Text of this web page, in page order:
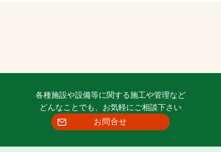
各種施設や設備等に関する施工や管理など
どんなことでも、お気軽にご相談下さい
お問合せ